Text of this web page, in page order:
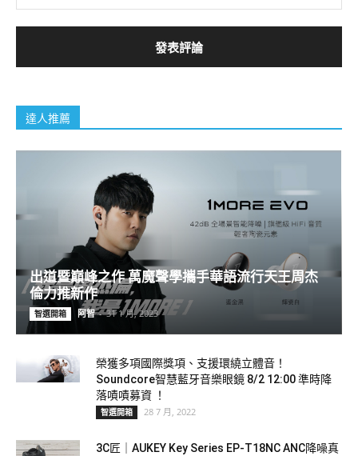
達人推薦
出道暨巔峰之作 萬魔聲學攜手華語流行天王周杰
倫力推新作
智選開箱 阿智 - 31 1 月, 2023
榮獲多項國際獎項、支援環繞立體音！
Soundcore智慧藍牙音樂眼鏡 8/2 12:00 準時降
落嘖嘖募資 ！
智選開箱 28 7 月, 2022
3C匠｜AUKEY Key Series EP-T18NC ANC降噪真